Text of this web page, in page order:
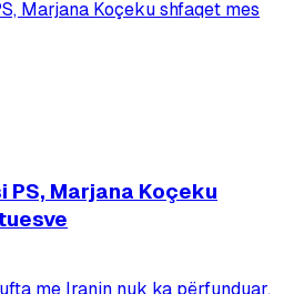
PS, Marjana Koçeku